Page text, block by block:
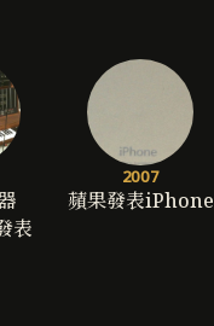
表
2007
蘋果發表iPhone